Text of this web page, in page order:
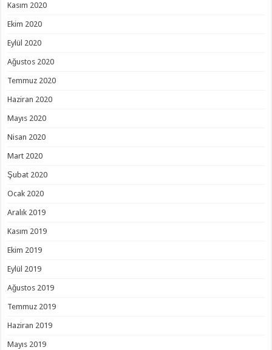
Kasım 2020
Ekim 2020
Eylül 2020
Ağustos 2020
Temmuz 2020
Haziran 2020
Mayıs 2020
Nisan 2020
Mart 2020
Şubat 2020
Ocak 2020
Aralık 2019
Kasım 2019
Ekim 2019
Eylül 2019
Ağustos 2019
Temmuz 2019
Haziran 2019
Mayıs 2019